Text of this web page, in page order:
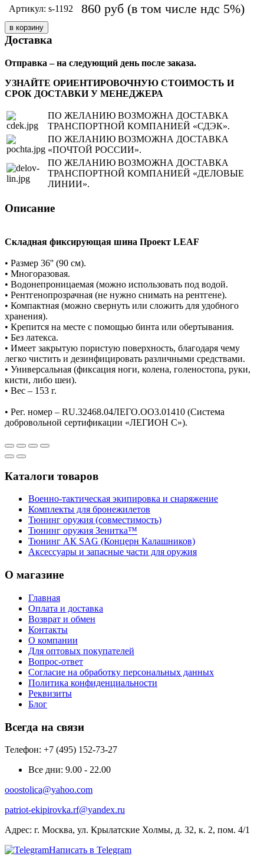
Артикул: s-1192 860 руб (в том числе ндс 5%)
Доставка
Отправка – на следующий день после заказа.
УЗНАЙТЕ ОРИЕНТИРОВОЧНУЮ СТОИМОСТЬ И
СРОК ДОСТАВКИ У МЕНЕДЖЕРА
ПО ЖЕЛАНИЮ ВОЗМОЖНА ДОСТАВКА
ТРАНСПОРТНОЙ КОМПАНИЕЙ «СДЭК».
ПО ЖЕЛАНИЮ ВОЗМОЖНА ДОСТАВКА
«ПОЧТОЙ РОССИИ».
ПО ЖЕЛАНИЮ ВОЗМОЖНА ДОСТАВКА
ТРАНСПОРТНОЙ КОМПАНИЕЙ «ДЕЛОВЫЕ
ЛИНИИ».
Описание
Складная фиксирующая шина Проект LEAF
• Размер 36'' (90 см).
• Многоразовая.
• Водонепроницаемая (можно использовать под водой.
• Рентгенопрозрачная (не нужно снимать на рентгене).
• Компактная (можно свернуть или сложить для удобного
хранения).
• Крепится на месте с помощью бинта или обертывания.
• Без латекса.
• Имеет закрытую пористую поверхность, благодаря чему
легко чистить и дезинфицировать различными средствами.
• Универсальная (фиксация ноги, колена, голеностопа, руки,
кисти, либо шеи).
• Вес – 153 г.
• Рег. номер – RU.32468.04ЛЕГО.ОО3.01410 (Система
добровольной сертификации «ЛЕГИОН С»).
Каталоги товаров
Военно-тактическая экипировка и снаряжение
Комплекты для бронежилетов
Тюнинг оружия (совместимость)
Тюнинг оружия Зенитка™
Тюнинг АК SAG (Концерн Калашников)
Аксессуары и запасные части для оружия
О магазине
Главная
Оплата и доставка
Возврат и обмен
Контакты
О компании
Для оптовых покупателей
Вопрос-ответ
Согласие на обработку персональных данных
Политика конфиденциальности
Реквизиты
Блог
Всегда на связи
Телефон: +7 (495) 152-73-27
Все дни: 9.00 - 22.00
ooostolica@yahoo.com
patriot-ekipirovka.rf@yandex.ru
Адрес: г. Москва, ул. Крылатские Холмы, д. 32, к. 2, пом. 4/1
Написать в Telegram